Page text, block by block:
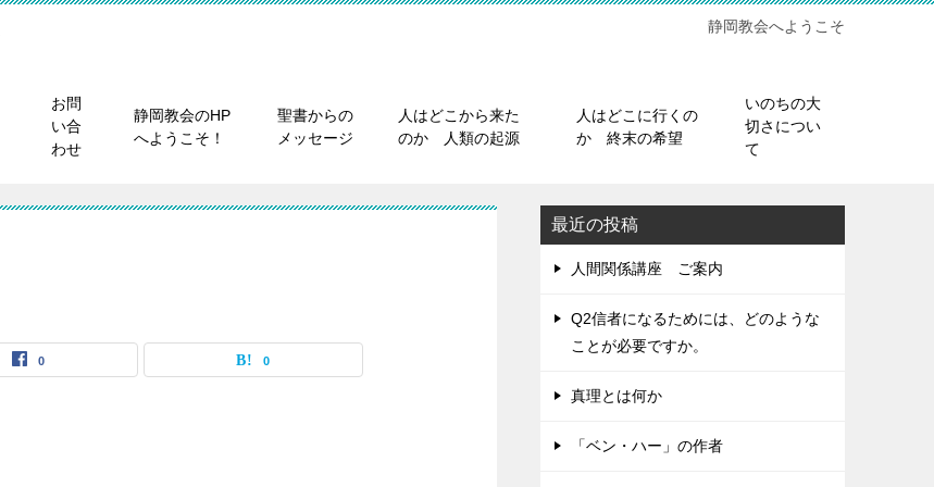
静岡教会へようこそ
お問
い合
わせ
静岡教会のHP
へようこそ！
聖書からの
メッセージ
人はどこから来た
のか 人類の起源
人はどこに行くの
か 終末の希望
いのちの大
切さについ
て
0 0
最近の投稿
人間関係講座 ご案内
Q2信者になるためには、どのような
ことが必要ですか。
真理とは何か
「ベン・ハー」の作者